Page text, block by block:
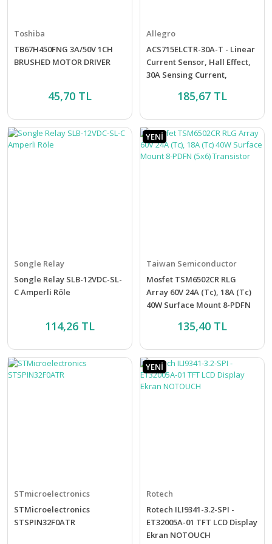
Toshiba
TB67H450FNG 3A/50V 1CH
BRUSHED MOTOR DRIVER
45,70 TL
Allegro
ACS715ELCTR-30A-T - Linear
Current Sensor, Hall Effect,
30A Sensing Current,
185,67 TL
Songle Relay
Songle Relay SLB-12VDC-SL-
C Amperli Röle
114,26 TL
YENİ
Taiwan Semiconductor
Mosfet TSM6502CR RLG
Array 60V 24A (Tc), 18A (Tc)
40W Surface Mount 8-PDFN
135,40 TL
STmicroelectronics
STMicroelectronics
STSPIN32F0ATR
YENİ
Rotech
Rotech ILI9341-3.2-SPI -
ET32005A-01 TFT LCD Display
Ekran NOTOUCH